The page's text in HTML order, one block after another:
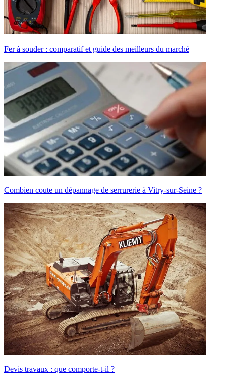
Fer à souder : comparatif et guide des meilleurs du marché
Combien coute un dépannage de serrurerie à Vitry-sur-Seine ?
Devis travaux : que comporte-t-il ?